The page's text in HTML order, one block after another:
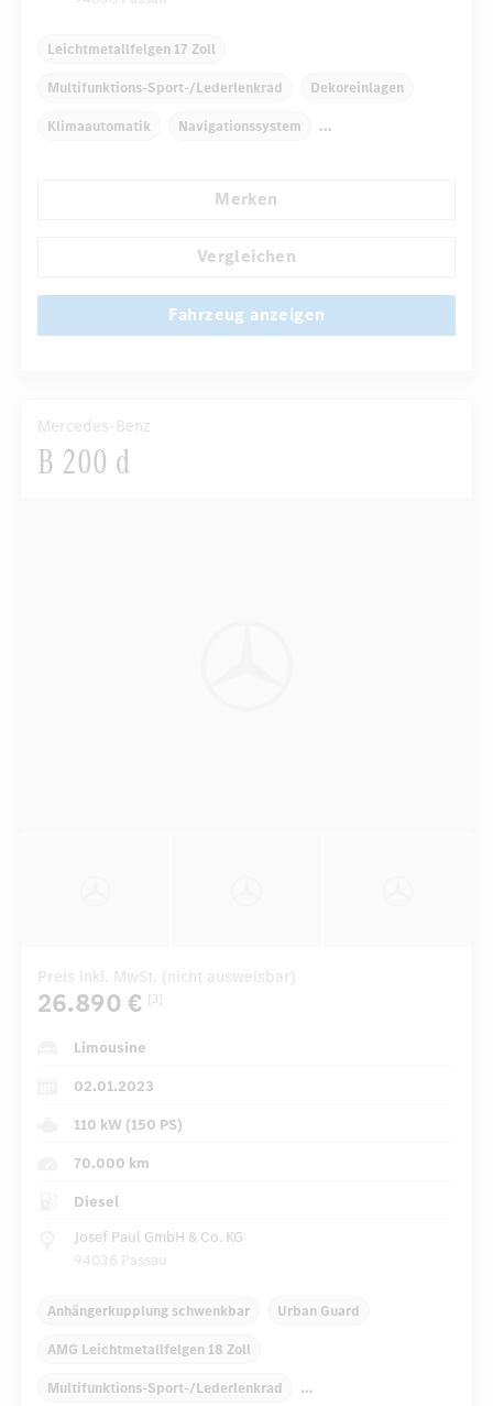
Leichtmetallfelgen 17 Zoll
Multifunktions-Sport-/Lederlenkrad Dekoreinlagen
Klimaautomatik Navigationssystem
Automatisch abblendender Innenspiegel
Merken
Vergleichen
Fahrzeug anzeigen
Mercedes-Benz
B 200 d
Preis inkl. MwSt. (nicht ausweisbar)
26.890 € [3]
Limousine
02.01.2023
110 kW (150 PS)
70.000 km
Diesel
Josef Paul GmbH & Co. KG
94036 Passau
Anhängerkupplung schwenkbar Urban Guard
AMG Leichtmetallfelgen 18 Zoll
Multifunktions-Sport-/Lederlenkrad